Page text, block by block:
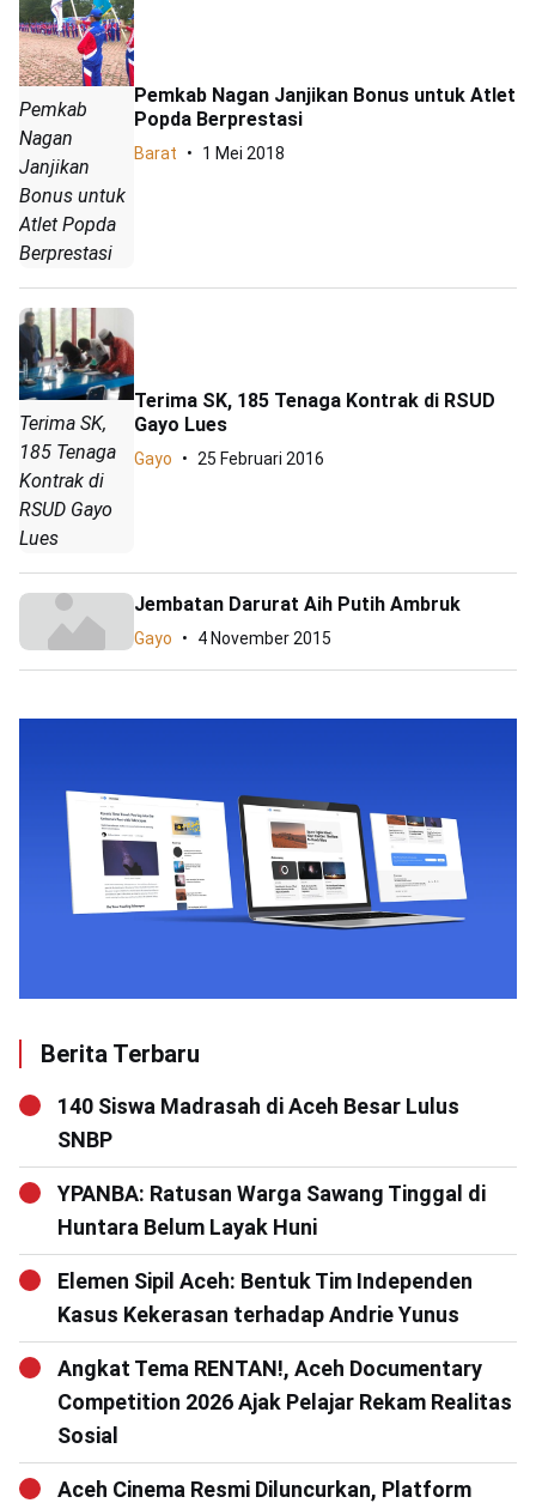
Pemkab
Nagan
Janjikan
Bonus untuk
Atlet Popda
Berprestasi
Pemkab Nagan Janjikan Bonus untuk Atlet
Popda Berprestasi
Barat 1 Mei 2018
Terima SK,
185 Tenaga
Kontrak di
RSUD Gayo
Lues
Terima SK, 185 Tenaga Kontrak di RSUD
Gayo Lues
Gayo 25 Februari 2016
Jembatan Darurat Aih Putih Ambruk
Gayo 4 November 2015
Berita Terbaru
140 Siswa Madrasah di Aceh Besar Lulus
SNBP
YPANBA: Ratusan Warga Sawang Tinggal di
Huntara Belum Layak Huni
Elemen Sipil Aceh: Bentuk Tim Independen
Kasus Kekerasan terhadap Andrie Yunus
Angkat Tema RENTAN!, Aceh Documentary
Competition 2026 Ajak Pelajar Rekam Realitas
Sosial
Aceh Cinema Resmi Diluncurkan, Platform